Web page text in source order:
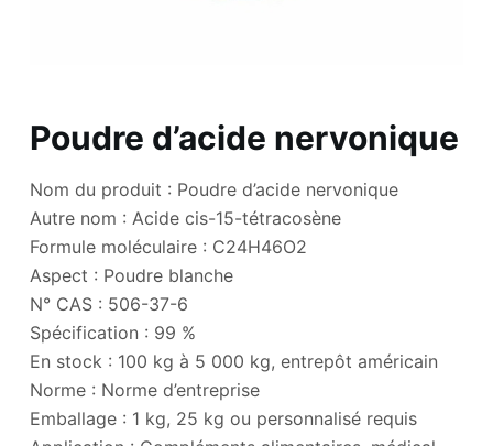
Poudre d’acide nervonique
Nom du produit : Poudre d’acide nervonique
Autre nom : Acide cis-15-tétracosène
Formule moléculaire : C24H46O2
Aspect : Poudre blanche
N° CAS : 506-37-6
Spécification : 99 %
En stock : 100 kg à 5 000 kg, entrepôt américain
Norme : Norme d’entreprise
Emballage : 1 kg, 25 kg ou personnalisé requis